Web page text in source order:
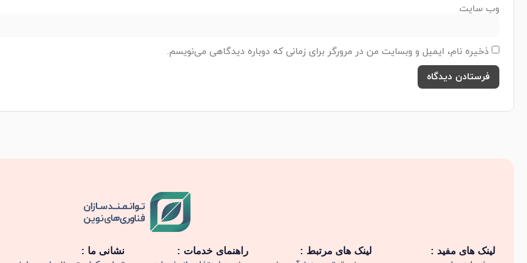
وب‌ سایت
ذخیره نام، ایمیل و وبسایت من در مرورگر برای زمانی که دوباره دیدگاهی می‌نویسم.
لینک های مفید : لینک های مرتبط : راهنمای خدمات : نشانی ما :